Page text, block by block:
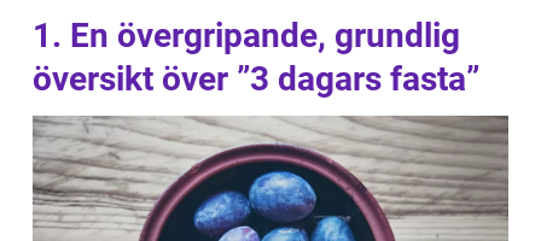
1. En övergripande, grundlig
översikt över ”3 dagars fasta”